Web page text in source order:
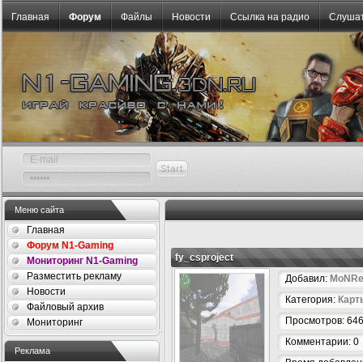
Главная Форум Файлы Новости Ссылка на радио
Меню сайта
Главная
Форум N1-Gaming
Мониторинг N1-Gaming
Разместить рекламу
Новости
Файловый архив
Мониторинг
Реклама
fy_csproject
Добавил:
Категория:
Просмотров: 646
Комментарии: 0